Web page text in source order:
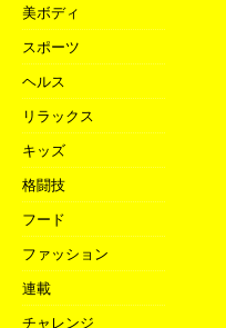
美ボディ
スポーツ
ヘルス
リラックス
キッズ
格闘技
フード
ファッション
連載
チャレンジ